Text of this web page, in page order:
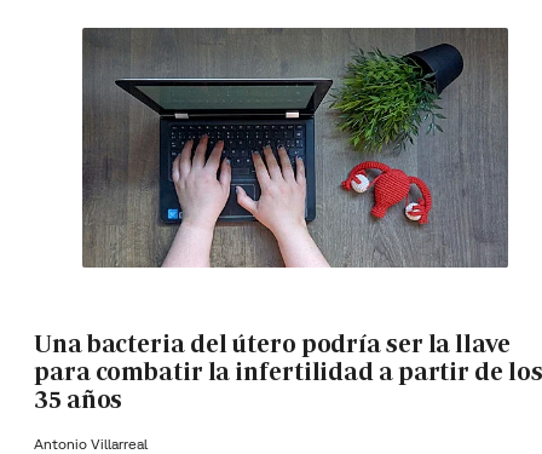
Una bacteria del útero podría ser la llave
para combatir la infertilidad a partir de los
35 años
Antonio Villarreal